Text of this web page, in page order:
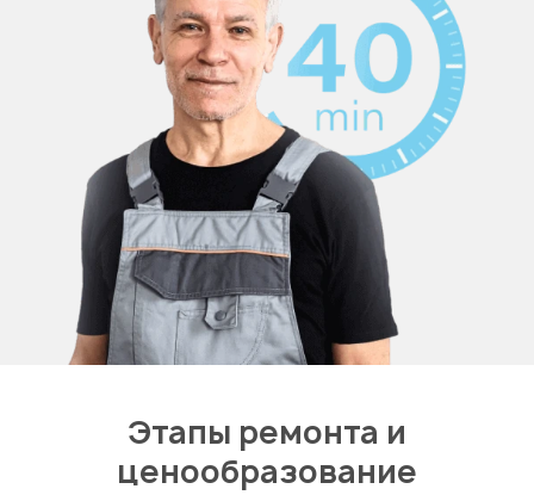
Этапы ремонта и
ценообразование